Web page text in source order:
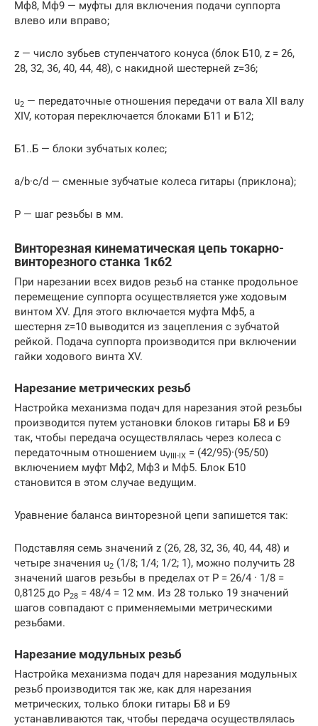
Мф8, Мф9 — муфты для включения подачи суппорта
влево или вправо;
z — число зубьев ступенчатого конуса (блок Б10, z = 26,
28, 32, 36, 40, 44, 48), с накидной шестерней z=36;
u2 — передаточные отношения передачи от вала XII валу
XIV, которая переключается блоками Б11 и Б12;
Б1..Б — блоки зубчатых колес;
a/b·c/d — сменные зубчатые колеса гитары (приклона);
Р — шаг резьбы в мм.
Винторезная кинематическая цепь токарно-
винторезного станка 1к62
При нарезании всех видов резьб на станке продольное
перемещение суппорта осуществляется уже ходовым
винтом XV. Для этого включается муфта Мф5, а
шестерня z=10 выводится из зацепления с зубчатой
рейкой. Подача суппорта производится при включении
гайки ходового винта XV.
Нарезание метрических резьб
Настройка механизма подач для нарезания этой резьбы
производится путем установки блоков гитары Б8 и Б9
так, чтобы передача осуществлялась через колеса с
передаточным отношением uVIII-IX = (42/95)·(95/50)
включением муфт Мф2, Мф3 и Мф5. Блок Б10
становится в этом случае ведущим.
Уравнение баланса винторезной цепи запишется так:
Подставляя семь значений z (26, 28, 32, 36, 40, 44, 48) и
четыре значения u2 (1/8; 1/4; 1/2; 1), можно получить 28
значений шагов резьбы в пределах от Р = 26/4 · 1/8 =
0,8125 до P28 = 48/4 = 12 мм. Из 28 только 19 значений
шагов совпадают с применяемыми метрическими
резьбами.
Нарезание модульных резьб
Настройка механизма подач для нарезания модульных
резьб производится так же, как для нарезания
метрических, только блоки гитары Б8 и Б9
устанавливаются так, чтобы передача осуществлялась